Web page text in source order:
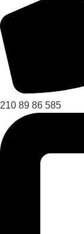
210 89 86 585